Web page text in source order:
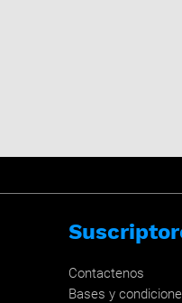
Contactenos
Bases y